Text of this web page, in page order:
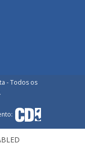
- Todos os